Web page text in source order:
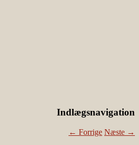
Indlægsnavigation
← Forrige Næste →